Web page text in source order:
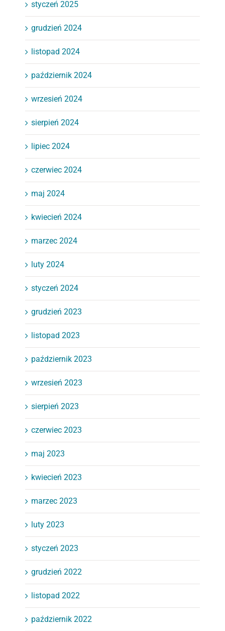
styczeń 2025
grudzień 2024
listopad 2024
październik 2024
wrzesień 2024
sierpień 2024
lipiec 2024
czerwiec 2024
maj 2024
kwiecień 2024
marzec 2024
luty 2024
styczeń 2024
grudzień 2023
listopad 2023
październik 2023
wrzesień 2023
sierpień 2023
czerwiec 2023
maj 2023
kwiecień 2023
marzec 2023
luty 2023
styczeń 2023
grudzień 2022
listopad 2022
październik 2022